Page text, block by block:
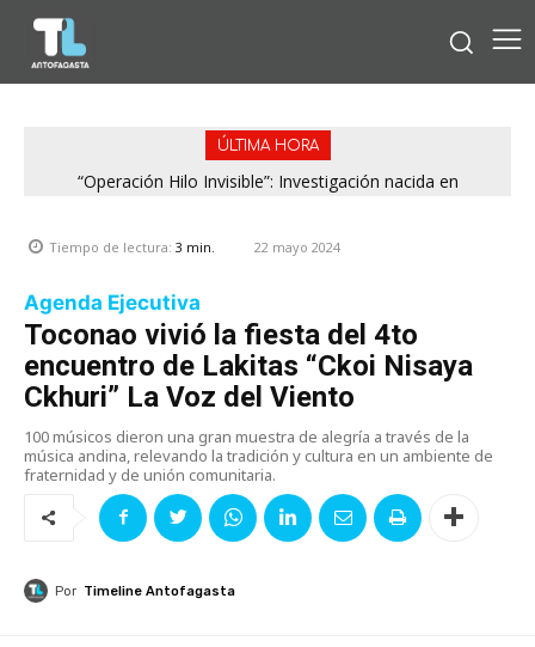
ÚLTIMA HORA
“Operación Hilo Invisible”: Investigación nacida en
Tiempo de lectura: 3 min. 22 mayo 2024
Agenda Ejecutiva
Toconao vivió la fiesta del 4to
encuentro de Lakitas “Ckoi Nisaya
Ckhuri” La Voz del Viento
100 músicos dieron una gran muestra de alegría a través de la
música andina, relevando la tradición y cultura en un ambiente de
fraternidad y de unión comunitaria.
Por Timeline Antofagasta